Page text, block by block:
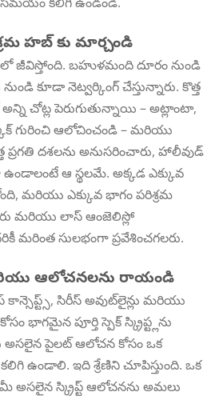
హబ్ కు మార్చండి
జీవిస్తోంది. బహుళమంది దూరం నుండి
కూడా నెట్వర్కింగ్ చేస్తున్నారు. కొత్త
చోట్ల పెరుగుతున్నాయి – అట్లాంటా,
గురించి ఆలోచించండి – మరియు
ప్రగతి దశలను అనుసరించారు, హాలీవుడ్
ఆ స్థలమే. అక్కడ ఎక్కువ
మరియు ఎక్కువ భాగం పరిశ్రమ
మరియు లాస్ ఆంజెలిస్లో
మరింత సులభంగా ప్రవేశించగలరు.
మరియు ఆలోచనలను రాయండి
సిరీస్ అవుట్‌లైన్లు మరియు
భాగమైన పూర్తి స్పెక్ స్క్రిప్ట్లను
అసలైన పైలట్ ఆలోచన కోసం ఒక
కలిగి ఉండాలి. ఇది శ్రేణిని చూపిస్తుంది. ఒక
అసలైన స్క్రిప్ట్ ఆలోచనను అమలు